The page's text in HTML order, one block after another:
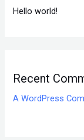
Hello world!
Recent
A WordPress